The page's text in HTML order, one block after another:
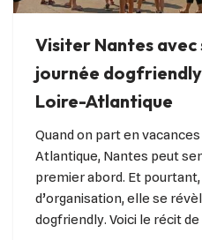
Visiter Nantes avec
journée
Loire-Atlantique
Quand on part en
Atlantique, Nantes peut
premier abord. Et
d’organisation, elle se
dogfriendly. Voici le récit